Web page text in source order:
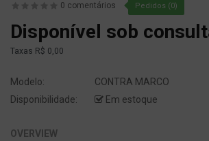
0 comentários Pedidos (0)
Disponível sob
Taxas R$ 0,00
Modelo:
CONTRA MARCO
Disponibilidade:
Em estoque
OVERVIEW